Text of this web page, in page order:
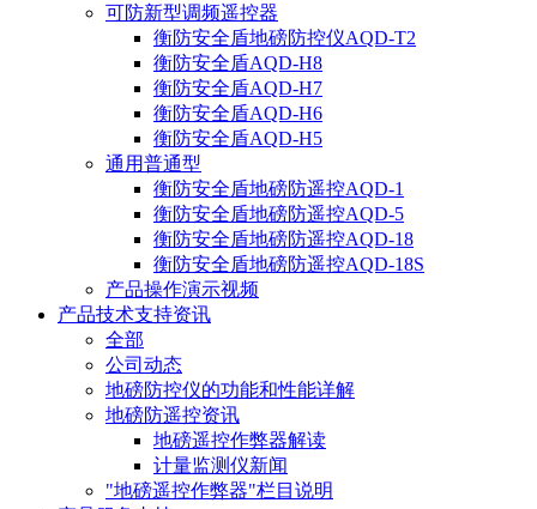
可防新型调频遥控器
衡防安全盾地磅防控仪AQD-T2
衡防安全盾AQD-H8
衡防安全盾AQD-H7
衡防安全盾AQD-H6
衡防安全盾AQD-H5
通用普通型
衡防安全盾地磅防遥控AQD-1
衡防安全盾地磅防遥控AQD-5
衡防安全盾地磅防遥控AQD-18
衡防安全盾地磅防遥控AQD-18S
产品操作演示视频
产品技术支持资讯
全部
公司动态
地磅防控仪的功能和性能详解
地磅防遥控资讯
地磅遥控作弊器解读
计量监测仪新闻
"地磅遥控作弊器"栏目说明